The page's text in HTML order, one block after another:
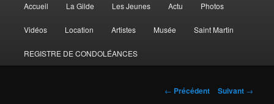
Accueil La Gilde Les Jeunes Actu Photos
Vidéos Location Artistes Musée Saint Martin
REGISTRE DE CONDOLÉANCES
Navigation
← Précédent Suivant →